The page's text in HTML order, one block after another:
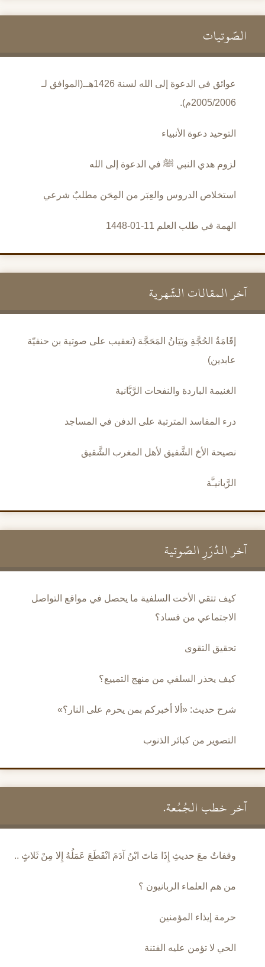
الصَّوتيات
عوائق في الدعوة إلى الله لسنة 1426هــ(الموافق لـ
2005/2006م).
التوحيد دعوة الأنبياء
لزوم هدي النبي ﷺ في الدعوة إلى الله
استخلاص الدروس والعِبَر من المِحَن مطلبٌ شرعي
الهمة في طلب العلم 11-01-1448
آخر المقالات الشَّهرية
إقَامَةُ الحُجَّةِ وبَيَانُ المَحَجَّة (تعقيب على صوتية بن حنفيّة
عابدين)
الغنيمة الباردة والنفحات الرَّبَّانية
درء المفاسد المترتبة على الدفن في المساجد
نصيحة الأخ الشَّفيق لأهل المغرب الشَّقيق
الرَّبانيـَّة
آخر الدُّرَرِ الصَّوتية
كيف تتقي الأخت السلفية ما يحصل في مواقع التواصل
الاجتماعي من فساد؟
تحقيق التقوى
كيف يحذر السلفي من منهج التمييع؟
شرح حديث: «ألا أخبركم بمن يحرم على النار؟»
التصوير من كبائر الذنوب
آخر خطب الجُمُعة.
وقفاتٌ معَ حديثِ إِذَا مَاتَ ابْنُ آدَمَ انْقَطَعَ عَمَلُهُ إِلا مِنْ ثَلاثٍ ..
من هم العلماء الربانيون ؟
حرمة إيذاء المؤمنين
الحي لا تؤمن عليه الفتنة